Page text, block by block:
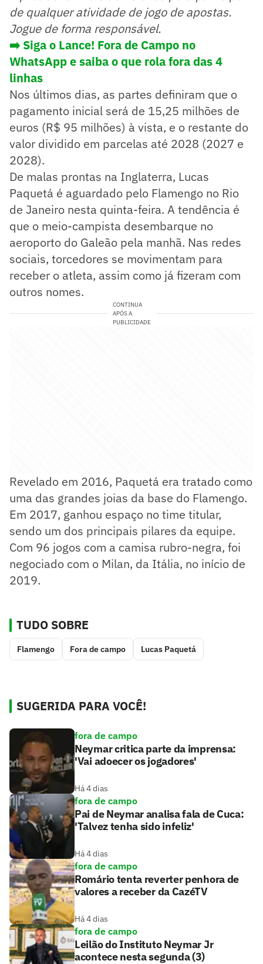
de qualquer atividade de jogo de apostas.
Jogue de forma responsável.
➡️ Siga o Lance! Fora de Campo no
WhatsApp e saiba o que rola fora das 4
linhas
Nos últimos dias, as partes definiram que o
pagamento inicial será de 15,25 milhões de
euros (R$ 95 milhões) à vista, e o restante do
valor dividido em parcelas até 2028 (2027 e
2028).
De malas prontas na Inglaterra, Lucas
Paquetá é aguardado pelo Flamengo no Rio
de Janeiro nesta quinta-feira. A tendência é
que o meio-campista desembarque no
aeroporto do Galeão pela manhã. Nas redes
sociais, torcedores se movimentam para
receber o atleta, assim como já fizeram com
outros nomes.
CONTINUA
APÓS A
PUBLICIDADE
Revelado em 2016, Paquetá era tratado como
uma das grandes joias da base do Flamengo.
Em 2017, ganhou espaço no time titular,
sendo um dos principais pilares da equipe.
Com 96 jogos com a camisa rubro-negra, foi
negociado com o Milan, da Itália, no início de
2019.
TUDO SOBRE
Flamengo Fora de campo Lucas Paquetá
SUGERIDA PARA VOCÊ!
fora de campo
Neymar critica parte da imprensa:
'Vai adoecer os jogadores'
Há 4 dias
fora de campo
Pai de Neymar analisa fala de Cuca:
'Talvez tenha sido infeliz'
Há 4 dias
fora de campo
Romário tenta reverter penhora de
valores a receber da CazéTV
Há 4 dias
fora de campo
Leilão do Instituto Neymar Jr
acontece nesta segunda (3)